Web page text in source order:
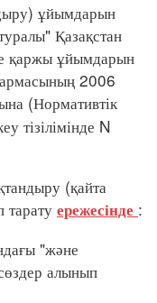
ұйымдарын
Қазақстан
қаржы ұйымдарын
2006
(Нормативтік
тізілімінде N
(қайта
ережесінде :
"және
алынып